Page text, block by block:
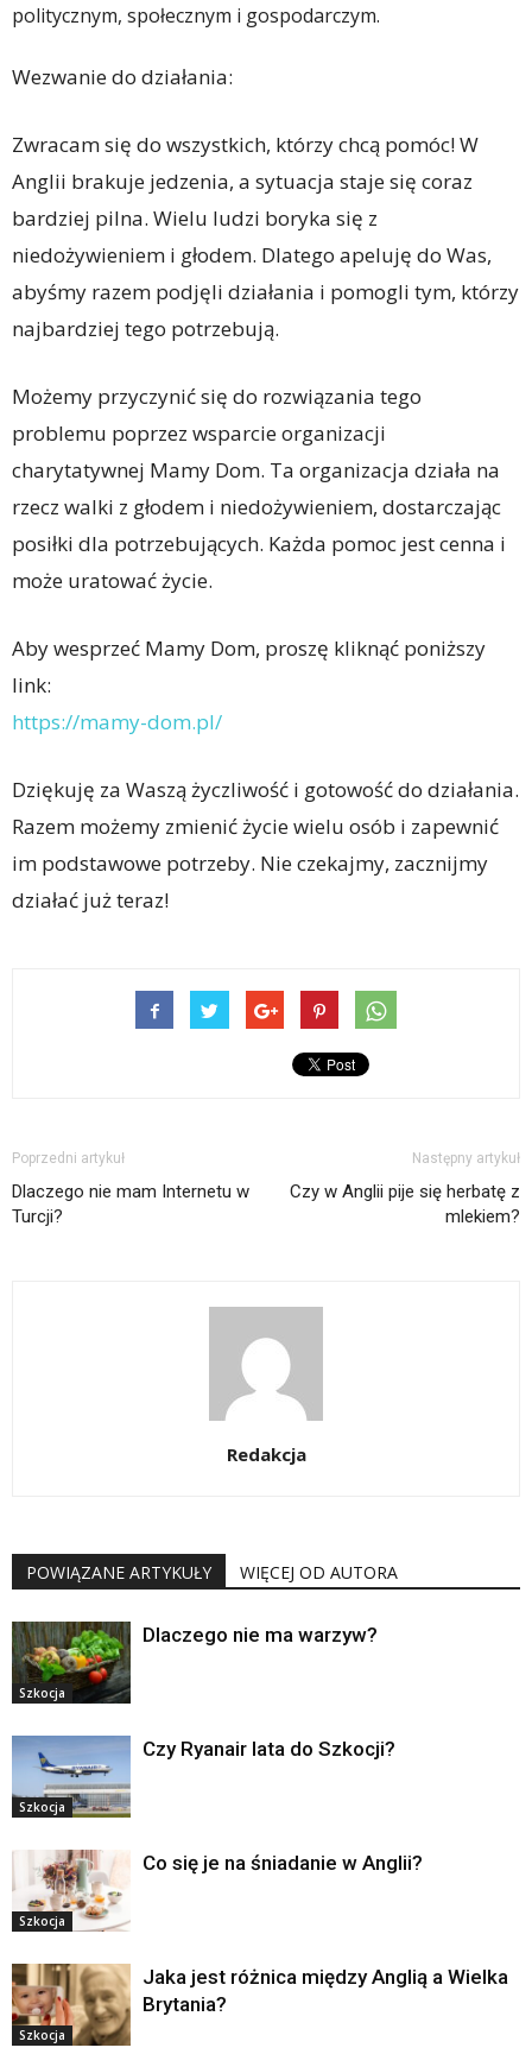
politycznym, społecznym i gospodarczym.
Wezwanie do działania:
Zwracam się do wszystkich, którzy chcą pomóc! W
Anglii brakuje jedzenia, a sytuacja staje się coraz
bardziej pilna. Wielu ludzi boryka się z
niedożywieniem i głodem. Dlatego apeluję do Was,
abyśmy razem podjęli działania i pomogli tym, którzy
najbardziej tego potrzebują.
Możemy przyczynić się do rozwiązania tego
problemu poprzez wsparcie organizacji
charytatywnej Mamy Dom. Ta organizacja działa na
rzecz walki z głodem i niedożywieniem, dostarczając
posiłki dla potrzebujących. Każda pomoc jest cenna i
może uratować życie.
Aby wesprzeć Mamy Dom, proszę kliknąć poniższy
link:
https://mamy-dom.pl/
Dziękuję za Waszą życzliwość i gotowość do działania.
Razem możemy zmienić życie wielu osób i zapewnić
im podstawowe potrzeby. Nie czekajmy, zacznijmy
działać już teraz!
Poprzedni artykuł
Dlaczego nie mam Internetu w
Turcji?
Następny artykuł
Czy w Anglii pije się herbatę z
mlekiem?
Redakcja
POWIĄZANE ARTYKUŁY WIĘCEJ OD AUTORA
Szkocja
Dlaczego nie ma warzyw?
Szkocja
Czy Ryanair lata do Szkocji?
Szkocja
Co się je na śniadanie w Anglii?
Szkocja
Jaka jest różnica między Anglią a Wielka
Brytania?